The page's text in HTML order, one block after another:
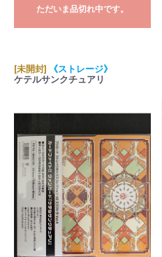
ただいま品切れ中です。
[未開封]
《ストレージ》
ケテルサンクチュアリ